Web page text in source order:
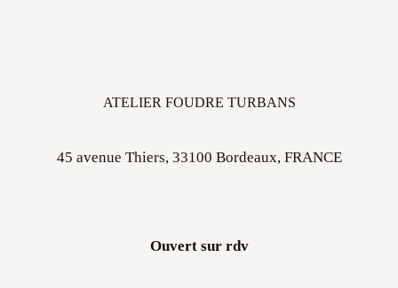
ATELIER FOUDRE TURBANS
45 avenue Thiers, 33100 Bordeaux, FRANCE
Ouvert sur rdv